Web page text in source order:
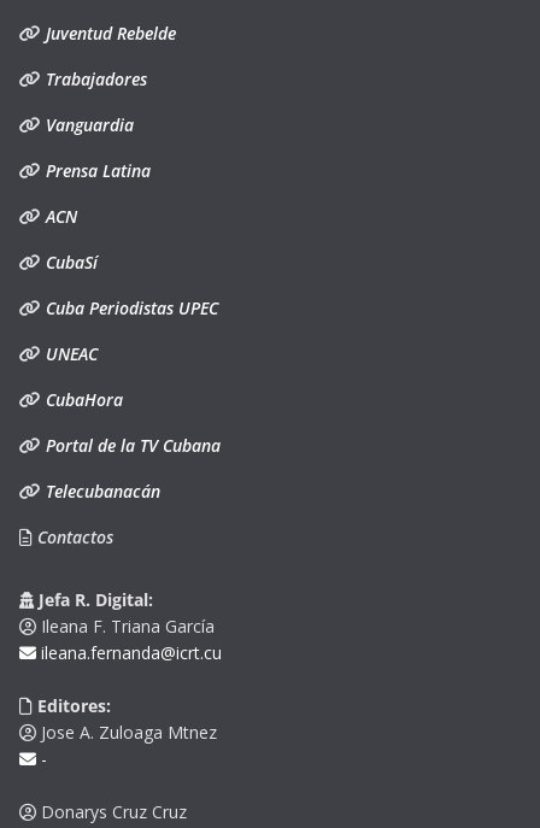
Juventud Rebelde
Trabajadores
Vanguardia
Prensa Latina
ACN
CubaSí
Cuba Periodistas UPEC
UNEAC
CubaHora
Portal de la TV Cubana
Telecubanacán
Contactos
Jefa R. Digital:
Ileana F. Triana García
ileana.fernanda@icrt.cu
Editores:
Jose A. Zuloaga Mtnez
-
Donarys Cruz Cruz